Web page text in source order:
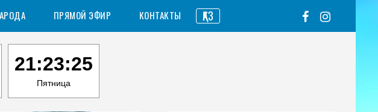
ПРЯМОЙ ЭФИР КОНТАКТЫ ҚАЗ
21:23:26
Пятница